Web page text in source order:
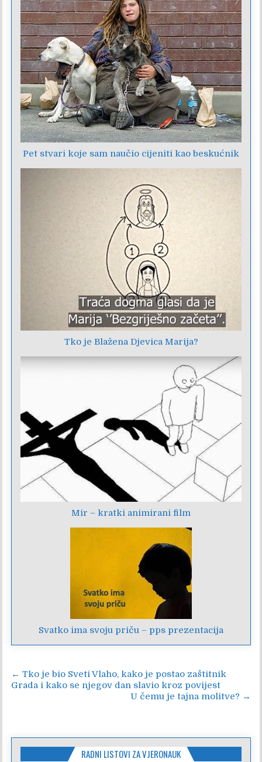
Pet stvari koje sam naučio cijeniti kao beskućnik
Tko je Blažena Djevica Marija?
Mir – kratki animirani film
Svatko ima svoju priču – pps prezentacija
Navigacija
objava
← Tko je bio Sveti Vlaho, kako je postao zaštitnik
Grada i kako se njegov dan slavio kroz povijest
U čemu je tajna molitve? →
RADNI LISTOVI ZA VJERONAUK